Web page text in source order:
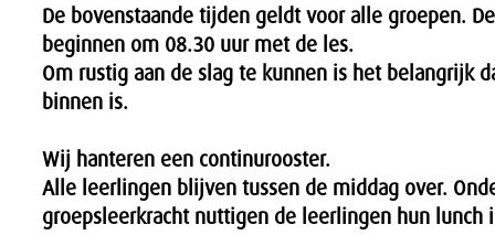
De bovenstaande tijden geldt voor alle groepen.
beginnen om 08.30 uur met de les.
Om rustig aan de slag te kunnen is het belangrijk
binnen is.
Wij hanteren een continurooster.
Alle leerlingen blijven tussen de middag over.
groepsleerkracht nuttigen de leerlingen hun lunch